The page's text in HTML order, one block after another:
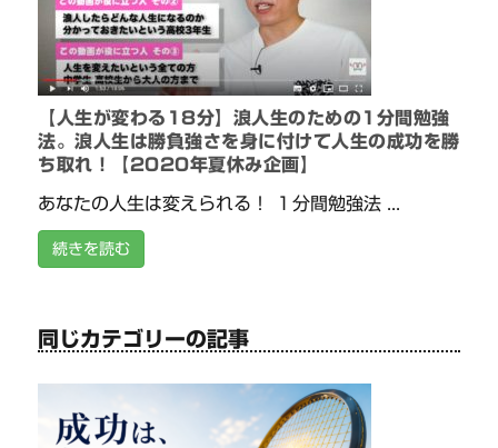
【人生が変わる18分】浪人生のための1分間勉強
法。浪人生は勝負強さを身に付けて人生の成功を勝
ち取れ！【2020年夏休み企画】
あなたの人生は変えられる！ １分間勉強法 ...
続きを読む
同じカテゴリーの記事